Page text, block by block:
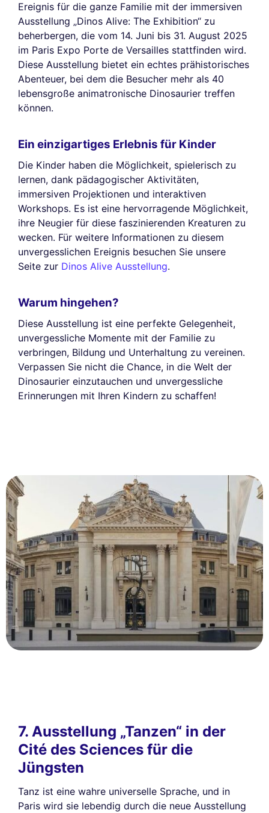
Ereignis für die ganze Familie mit der immersiven
Ausstellung „Dinos Alive: The Exhibition“ zu
beherbergen, die vom 14. Juni bis 31. August 2025
im Paris Expo Porte de Versailles stattfinden wird.
Diese Ausstellung bietet ein echtes prähistorisches
Abenteuer, bei dem die Besucher mehr als 40
lebensgroße animatronische Dinosaurier treffen
können.
Ein einzigartiges Erlebnis für Kinder
Die Kinder haben die Möglichkeit, spielerisch zu
lernen, dank pädagogischer Aktivitäten,
immersiven Projektionen und interaktiven
Workshops. Es ist eine hervorragende Möglichkeit,
ihre Neugier für diese faszinierenden Kreaturen zu
wecken. Für weitere Informationen zu diesem
unvergesslichen Ereignis besuchen Sie unsere
Seite zur Dinos Alive Ausstellung.
Warum hingehen?
Diese Ausstellung ist eine perfekte Gelegenheit,
unvergessliche Momente mit der Familie zu
verbringen, Bildung und Unterhaltung zu vereinen.
Verpassen Sie nicht die Chance, in die Welt der
Dinosaurier einzutauchen und unvergessliche
Erinnerungen mit Ihren Kindern zu schaffen!
7. Ausstellung „Tanzen“ in der
Cité des Sciences für die
Jüngsten
Tanz ist eine wahre universelle Sprache, und in
Paris wird sie lebendig durch die neue Ausstellung